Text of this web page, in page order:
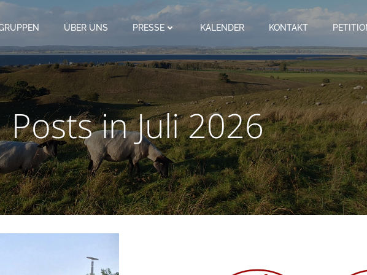
ÜBER UNS PRESSE KALENDER KONTAKT
Posts in Juli 2026